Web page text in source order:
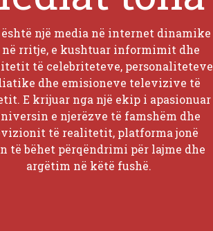
një media në internet dinamike
në rritje, e kushtuar informimit dhe
të celebriteteve, personaliteteve
dhe emisioneve televizive të
E krijuar nga një ekip i apasionuar
e njerëzve të famshëm dhe
të realitetit, platforma jonë
të bëhet përqëndrimi për lajme dhe
argëtim në këtë fushë.